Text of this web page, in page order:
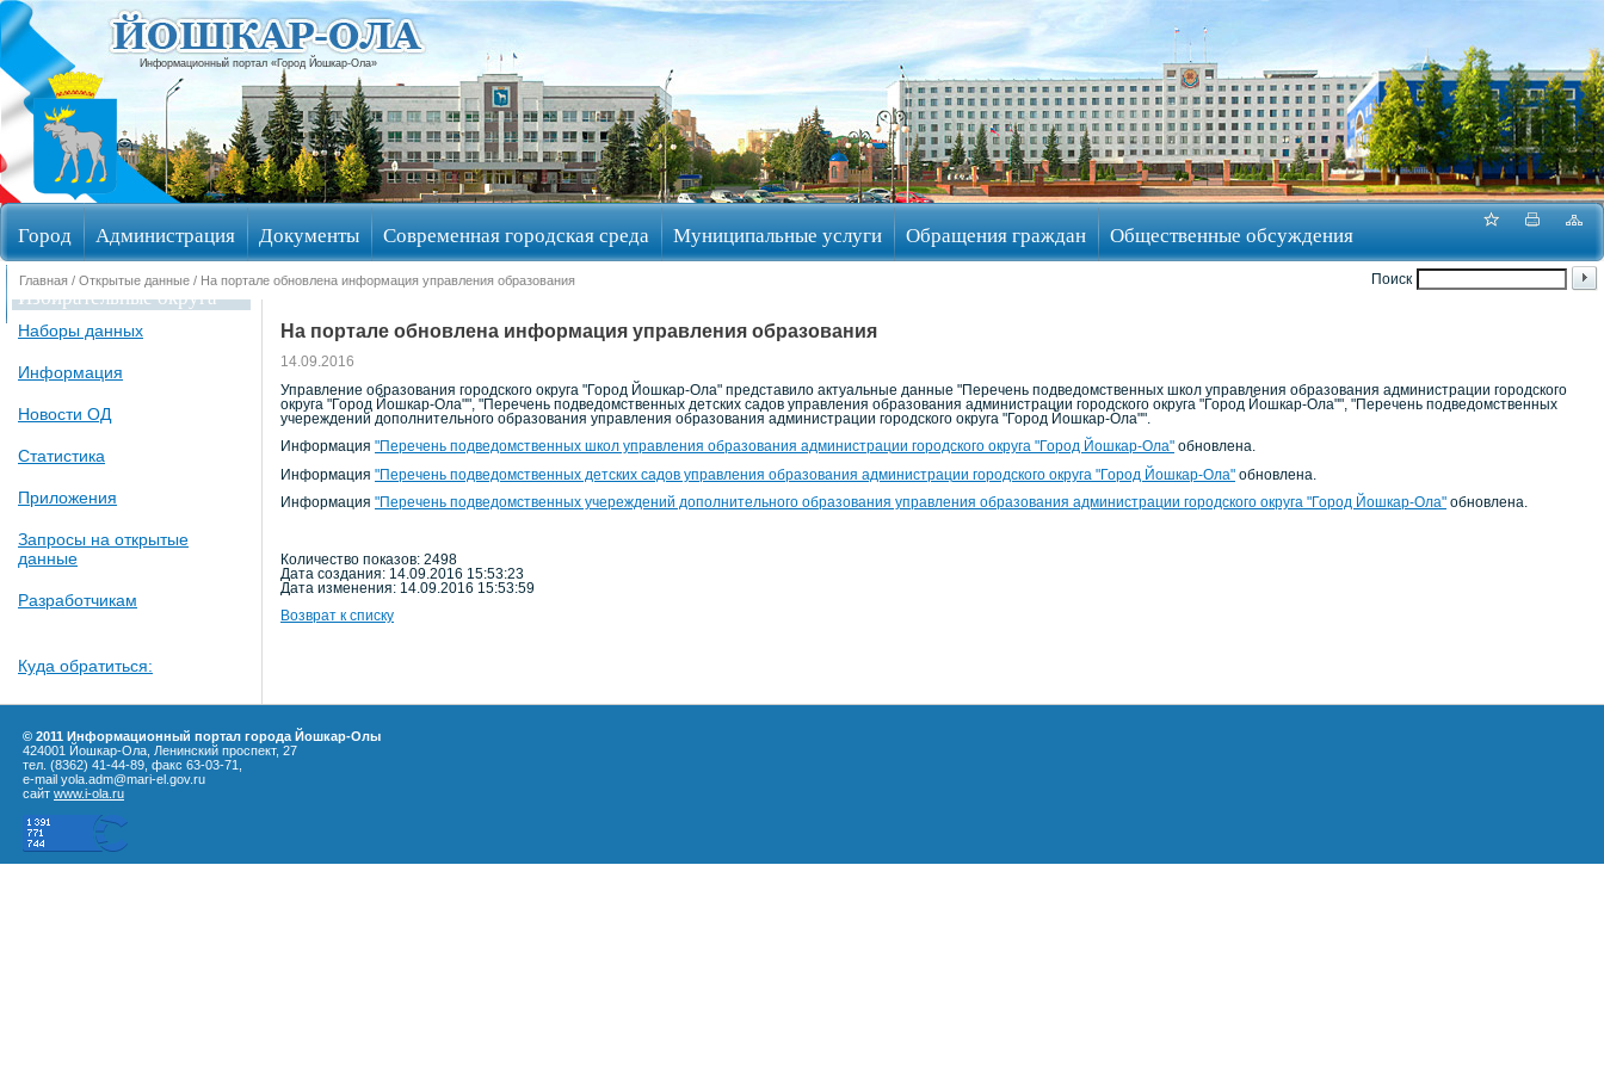
Информационный портал «Город Йошкар-Ола»
Город Администрация Документы Современная городская среда Муниципальные услуги Обращения граждан Общественные обсуждения
Избирательные округа
Поиск
Главная / Открытые данные / На портале обновлена информация управления образования
Наборы данных
Информация
Новости ОД
Статистика
Приложения
Запросы на открытые
данные
Разработчикам
Куда обратиться:
На портале обновлена информация управления образования
14.09.2016
Управление образования городского округа "Город Йошкар-Ола" представило актуальные данные "Перечень подведомственных школ управления образования администрации городского
округа "Город Йошкар-Ола"", "Перечень подведомственных детских садов управления образования администрации городского округа "Город Йошкар-Ола"", "Перечень подведомственных
учереждений дополнительного образования управления образования администрации городского округа "Город Йошкар-Ола"".
Информация "Перечень подведомственных школ управления образования администрации городского округа "Город Йошкар-Ола" обновлена.
Информация "Перечень подведомственных детских садов управления образования администрации городского округа "Город Йошкар-Ола" обновлена.
Информация "Перечень подведомственных учереждений дополнительного образования управления образования администрации городского округа "Город Йошкар-Ола" обновлена.
Количество показов: 2498
Дата создания: 14.09.2016 15:53:23
Дата изменения: 14.09.2016 15:53:59
Возврат к списку
© 2011 Информационный портал города Йошкар-Олы
424001 Йошкар-Ола, Ленинский проспект, 27
тел. (8362) 41-44-89, факс 63-03-71,
e-mail yola.adm@mari-el.gov.ru
сайт www.i-ola.ru